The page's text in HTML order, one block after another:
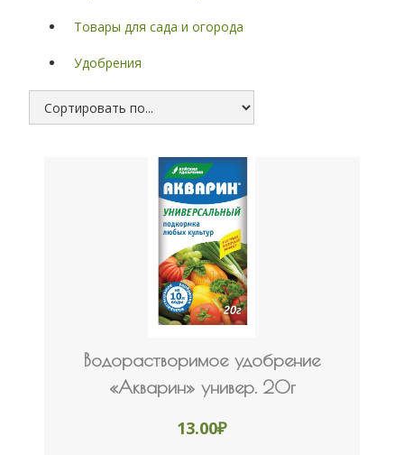
Товары для сада и огорода
Удобрения
Водорастворимое удобрение
«Акварин» универ. 20г
13.00₽